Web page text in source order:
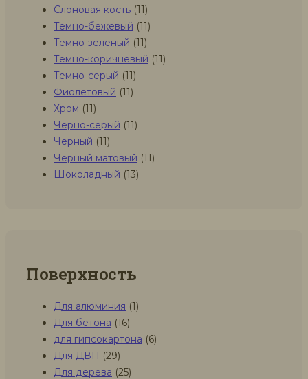
Слоновая кость (11)
Темно-бежевый (11)
Темно-зеленый (11)
Темно-коричневый (11)
Темно-серый (11)
Фиолетовый (11)
Хром (11)
Черно-серый (11)
Черный (11)
Черный матовый (11)
Шоколадный (13)
Поверхность
Для алюминия (1)
Для бетона (16)
для гипсокартона (6)
Для ДВП (29)
Для дерева (25)